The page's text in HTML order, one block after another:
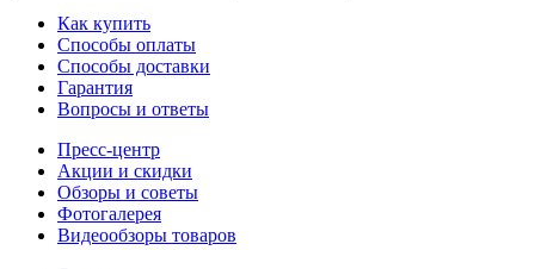
Как купить
Способы оплаты
Способы доставки
Гарантия
Вопросы и ответы
Пресс-центр
Акции и скидки
Обзоры и советы
Фотогалерея
Видеообзоры товаров